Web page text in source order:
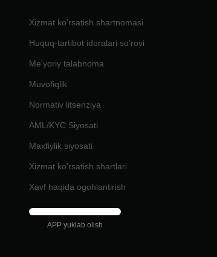
Xizmat ko'rsatish shartnomasi
Huquq-tartibot idoralari so'rovi
Me'yoriy talabnoma
Muvofiqlik
Normativ litsenziya
AML/KYC Siyosati
Maxfiylik siyosati
Xizmat ko'rsatish shartlari
Xavf haqida ogohlantirish
APP yuklab olish